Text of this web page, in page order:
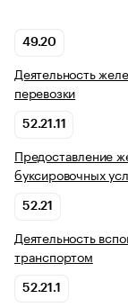
49.20
Деятельность
перевозки
52.21.11
Предоставление
буксировочных
52.21
Деятельность
транспортом
52.21.1